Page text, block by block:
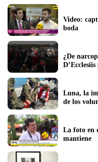
Video:
boda
¿De
Luna, la
de los
La foto en
mantiene